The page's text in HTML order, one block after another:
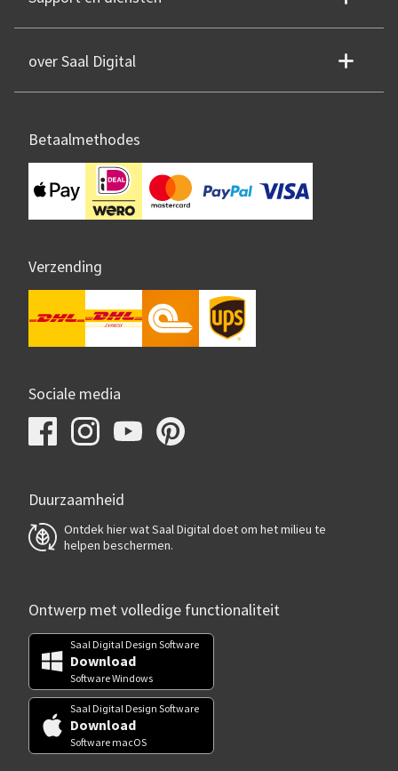
over Saal Digital
Betaalmethodes
Verzending
Sociale media
Duurzaamheid
Ontdek hier wat Saal Digital doet om het milieu te
helpen beschermen.
Ontwerp met volledige functionaliteit
Saal Digital Design Software
Download
Software Windows
Saal Digital Design Software
Download
Software macOS